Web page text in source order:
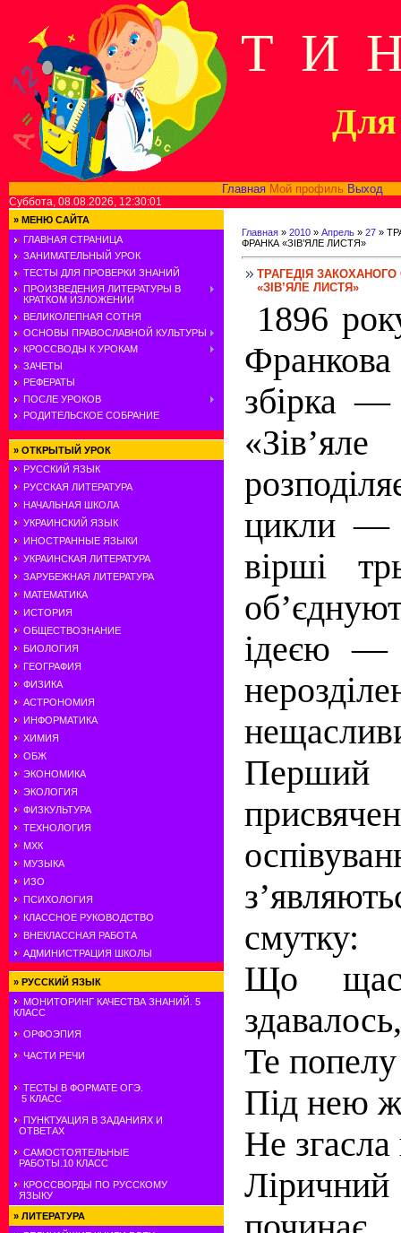
Т И
Для
Главная Мой профиль Выход
Суббота, 08.08.2026, 12:30:01
» МЕНЮ САЙТА
ГЛАВНАЯ СТРАНИЦА
ЗАНИМАТЕЛЬНЫЙ УРОК
ТЕСТЫ ДЛЯ ПРОВЕРКИ ЗНАНИЙ
ПРОИЗВЕДЕНИЯ ЛИТЕРАТУРЫ В
КРАТКОМ ИЗЛОЖЕНИИ
ВЕЛИКОЛЕПНАЯ СОТНЯ
ОСНОВЫ ПРАВОСЛАВНОЙ КУЛЬТУРЫ
КРОССВОДЫ К УРОКАМ
ЗАЧЕТЫ
РЕФЕРАТЫ
ПОСЛЕ УРОКОВ
РОДИТЕЛЬСКОЕ СОБРАНИЕ
» ОТКРЫТЫЙ УРОК
РУССКИЙ ЯЗЫК
РУССКАЯ ЛИТЕРАТУРА
НАЧАЛЬНАЯ ШКОЛА
УКРАИНСКИЙ ЯЗЫК
ИНОСТРАННЫЕ ЯЗЫКИ
УКРАИНСКАЯ ЛИТЕРАТУРА
ЗАРУБЕЖНАЯ ЛИТЕРАТУРА
МАТЕМАТИКА
ИСТОРИЯ
ОБЩЕСТВОЗНАНИЕ
БИОЛОГИЯ
ГЕОГРАФИЯ
ФИЗИКА
АСТРОНОМИЯ
ИНФОРМАТИКА
ХИМИЯ
ОБЖ
ЭКОНОМИКА
ЭКОЛОГИЯ
ФИЗКУЛЬТУРА
ТЕХНОЛОГИЯ
МХК
МУЗЫКА
ИЗО
ПСИХОЛОГИЯ
КЛАССНОЕ РУКОВОДСТВО
ВНЕКЛАССНАЯ РАБОТА
АДМИНИСТРАЦИЯ ШКОЛЫ
» РУССКИЙ ЯЗЫК
МОНИТОРИНГ КАЧЕСТВА ЗНАНИЙ. 5
КЛАСС
ОРФОЭПИЯ
ЧАСТИ РЕЧИ
ТЕСТЫ В ФОРМАТЕ ОГЭ.
5 КЛАСС
ПУНКТУАЦИЯ В ЗАДАНИЯХ И
ОТВЕТАХ
САМОСТОЯТЕЛЬНЫЕ
РАБОТЫ.10 КЛАСС
КРОССВОРДЫ ПО РУССКОМУ
ЯЗЫКУ
» ЛИТЕРАТУРА
Главная » 2010 » Апрель » 27 »
ФРАНКА «ЗІВ’ЯЛЕ ЛИСТЯ»
ТРАГЕДІЯ ЗАКОХАНОГО
«ЗІВ’ЯЛЕ ЛИСТЯ»
1896
збірка —
цикли —
вірші
ідеєю —
смутку:
Що
здавалось,
Те
Під нею
Не